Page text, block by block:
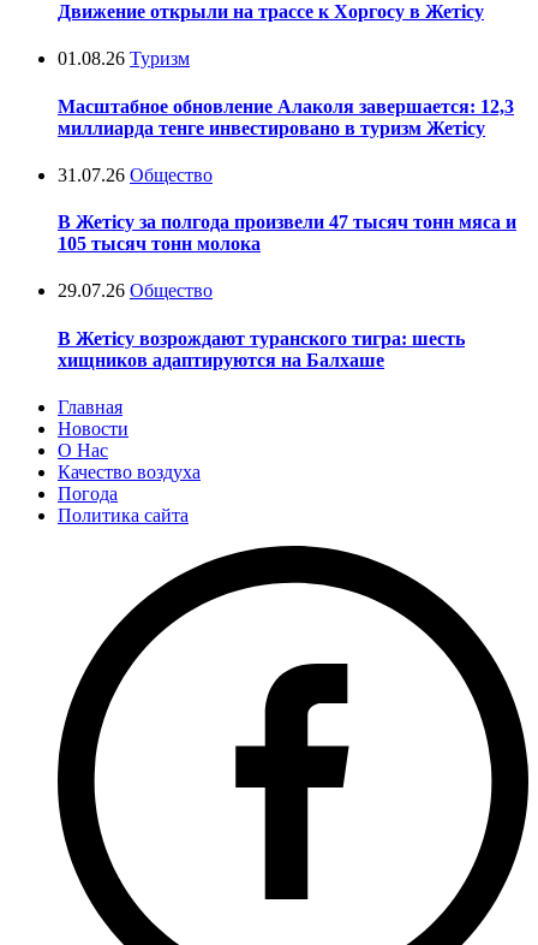
Движение открыли на трассе к Хоргосу в Жетісу
01.08.26 Туризм
Масштабное обновление Алаколя завершается: 12,3
миллиарда тенге инвестировано в туризм Жетісу
31.07.26 Общество
В Жетісу за полгода произвели 47 тысяч тонн мяса и
105 тысяч тонн молока
29.07.26 Общество
В Жетісу возрождают туранского тигра: шесть
хищников адаптируются на Балхаше
Главная
Новости
О Нас
Качество воздуха
Погода
Политика сайта